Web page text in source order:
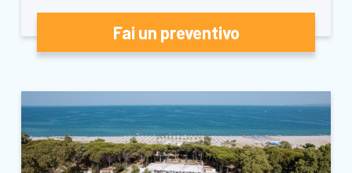
Fai un preventivo